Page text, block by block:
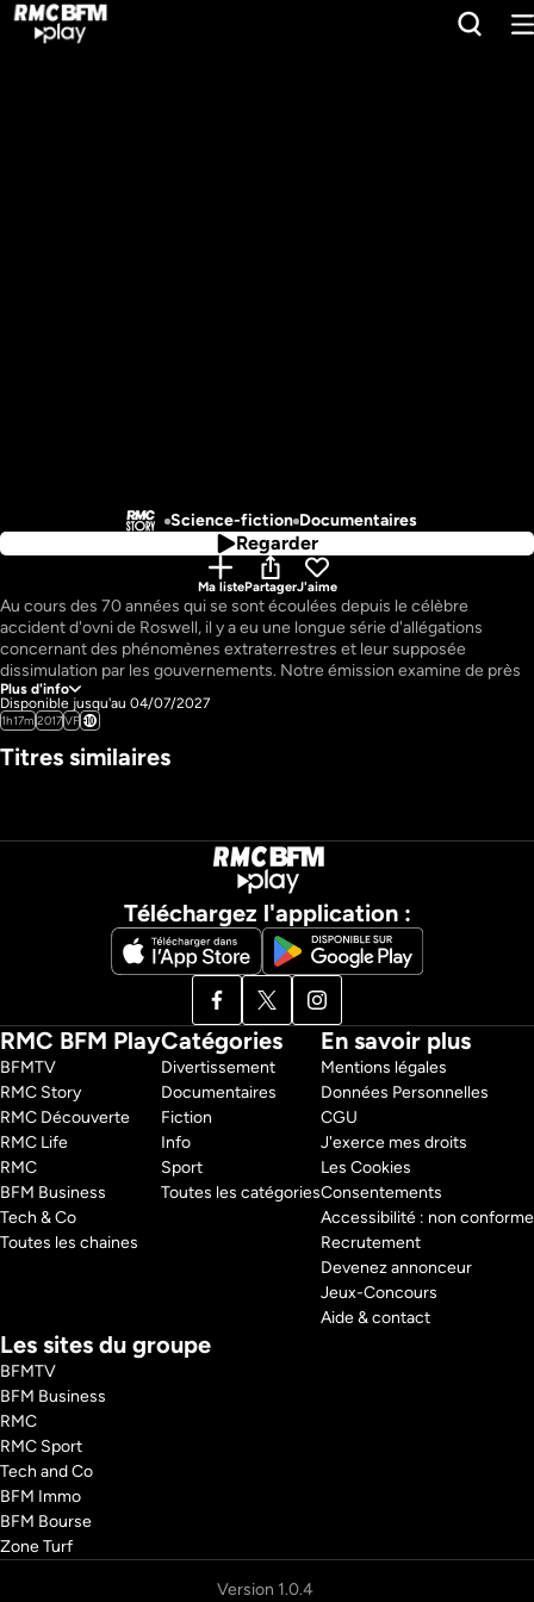
Science-fiction Documentaires
Regarder
Ma listePartagerJ'aime
Au cours des 70 années qui se sont écoulées depuis le célèbre
accident d'ovni de Roswell, il y a eu une longue série d'allégations
concernant des phénomènes extraterrestres et leur supposée
dissimulation par les gouvernements. Notre émission examine de près
les rapports d'OVNI les plus célèbres et les moins connus qui, selon
certains, ont été délibérément cachés au public.
Pays : US
Plus d'info
Disponible jusqu'au 04/07/2027
1h17m2017VF
Titres similaires
Téléchargez l'application :
RMC BFM Play
BFMTV
RMC Story
RMC Découverte
RMC Life
RMC
BFM Business
Tech & Co
Toutes les chaines
Catégories
Divertissement
Documentaires
Fiction
Info
Sport
Toutes les catégories
En savoir plus
Mentions légales
Données Personnelles
CGU
J'exerce mes droits
Les Cookies
Consentements
Accessibilité : non conforme
Recrutement
Devenez annonceur
Jeux-Concours
Aide & contact
Les sites du groupe
BFMTV
BFM Business
RMC
RMC Sport
Tech and Co
BFM Immo
BFM Bourse
Zone Turf